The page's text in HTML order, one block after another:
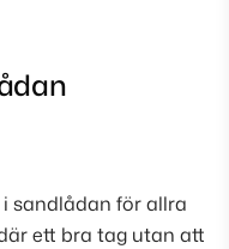
sandlådan för allra
ett bra tag utan att